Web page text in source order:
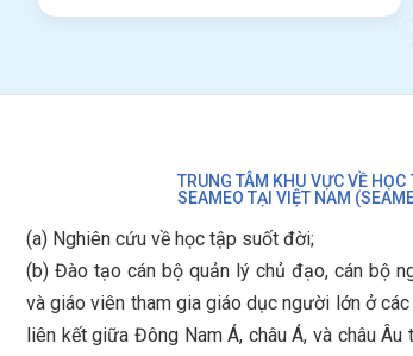
TRUNG TÂM KHU VỰC VỀ
SEAMEO TẠI VIỆT NAM
(a) Nghiên cứu về học tập suốt đời;
(b) Đào tạo cán bộ quản lý chủ đạo, cán bộ
và giáo viên tham gia giáo dục người lớn ở
liên kết giữa Đông Nam Á, châu Á, và châu